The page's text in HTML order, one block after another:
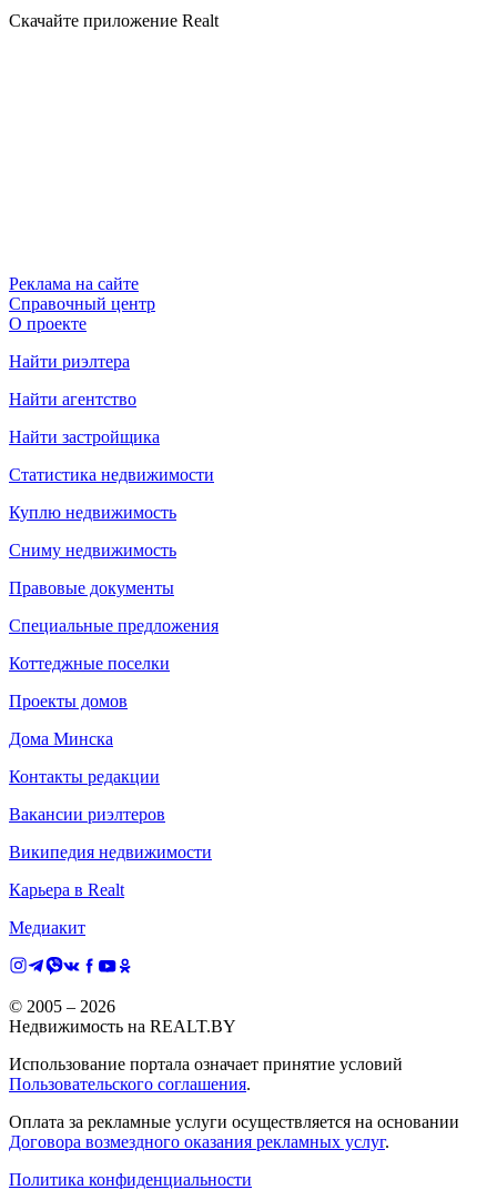
Скачайте приложение Realt
Реклама на сайте
Справочный центр
О проекте
Найти риэлтера
Найти агентство
Найти застройщика
Статистика недвижимости
Куплю недвижимость
Сниму недвижимость
Правовые документы
Специальные предложения
Коттеджные поселки
Проекты домов
Дома Минска
Контакты редакции
Вакансии риэлтеров
Википедия недвижимости
Карьера в Realt
Медиакит
© 2005 – 2026
Недвижимость на REALT.BY
Использование портала означает принятие условий
Пользовательского соглашения.
Оплата за рекламные услуги осуществляется на основании
Договора возмездного оказания рекламных услуг.
Политика конфиденциальности